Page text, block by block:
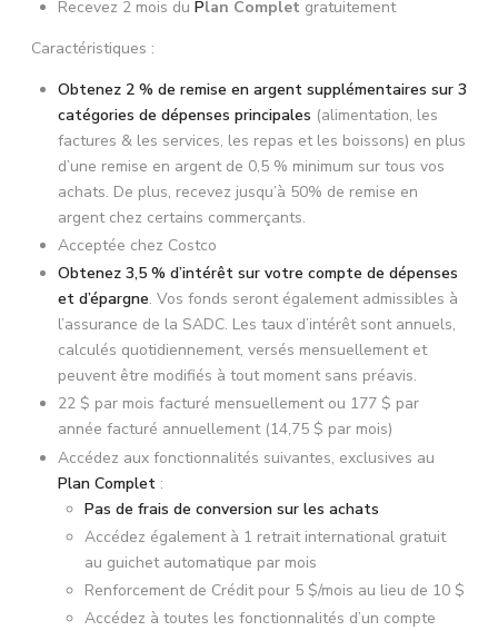
Recevez 2 mois du Plan Complet gratuitement
Caractéristiques :
Obtenez 2 % de remise en argent supplémentaires sur 3
catégories de dépenses principales (alimentation, les
factures & les services, les repas et les boissons) en plus
d’une remise en argent de 0,5 % minimum sur tous vos
achats. De plus, recevez jusqu’à 50% de remise en
argent chez certains commerçants.
Acceptée chez Costco
Obtenez 3,5 % d’intérêt sur votre compte de dépenses
et d’épargne. Vos fonds seront également admissibles à
l’assurance de la SADC. Les taux d’intérêt sont annuels,
calculés quotidiennement, versés mensuellement et
peuvent être modifiés à tout moment sans préavis.
22 $ par mois facturé mensuellement ou 177 $ par
année facturé annuellement (14,75 $ par mois)
Accédez aux fonctionnalités suivantes, exclusives au
Plan Complet :
Pas de frais de conversion sur les achats
Accédez également à 1 retrait international gratuit
au guichet automatique par mois
Renforcement de Crédit pour 5 $/mois au lieu de 10 $
Accédez à toutes les fonctionnalités d’un compte